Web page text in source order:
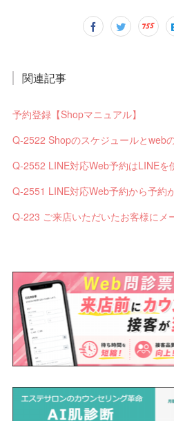
関連記事
予約登録【Shopマニュアル】
Q-223 ご来店いただいたお客様にメ